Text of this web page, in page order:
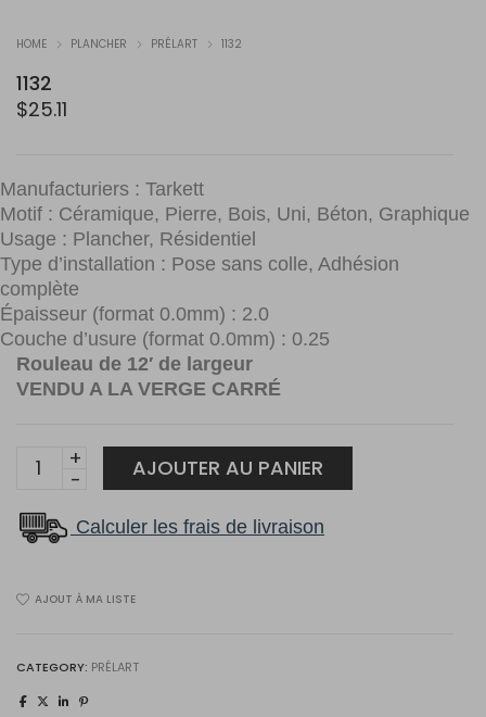
HOME PLANCHER PRÉLART 1132
1132
$25.11
Manufacturiers : Tarkett
Motif : Céramique, Pierre, Bois, Uni, Béton, Graphique
Usage : Plancher, Résidentiel
Type d’installation : Pose sans colle, Adhésion
complète
Épaisseur (format 0.0mm) : 2.0
Couche d’usure (format 0.0mm) : 0.25
Rouleau de 12′ de largeur
VENDU A LA VERGE CARRÉ
1132
quantity
AJOUTER AU PANIER
Calculer les frais de livraison
AJOUT À MA LISTE
CATEGORY: PRÉLART